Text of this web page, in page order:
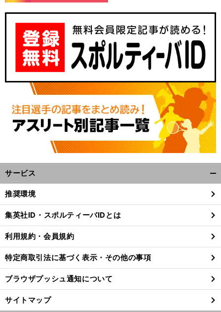
、
。
へ
サービス
閉
る
推奨環境
集英社ID・スポルティーバIDとは
利用規約・会員規約
特定商取引法に基づく表示・その他の事項
ブラウザプッシュ通知について
サイトマップ